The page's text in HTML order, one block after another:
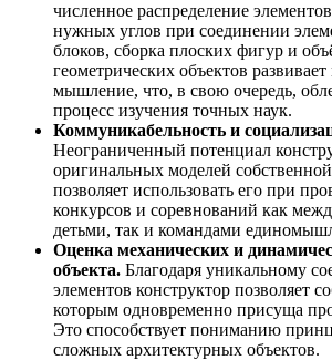
численное распределение
нужных углов при соединении
блоков, сборка плоских фигур и
геометрических объектов
мышление, что, в свою очередь,
процесс изучения точных наук.
Коммуникабельность и
Неограниченный потенциал
оригинальных моделей собственной
позволяет использовать его при
конкурсов и соревнований как
детьми, так и командами
Оценка механических и
объекта. Благодаря уникальному
элементов конструктор позволяет
которым одновременно присуща
Это способствует пониманию
сложных архитектурных объектов.